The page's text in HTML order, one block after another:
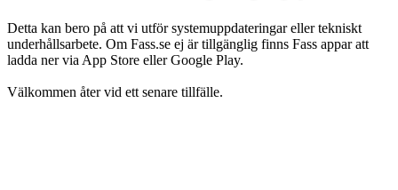
Detta kan bero på att vi utför systemuppdateringar eller tekniskt
underhållsarbete. Om Fass.se ej är tillgänglig finns Fass appar att
ladda ner via App Store eller Google Play.
Välkommen åter vid ett senare tillfälle.